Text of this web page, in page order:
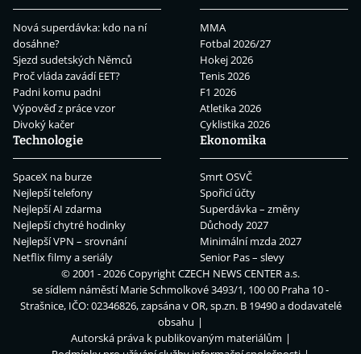
Nová superdávka: kdo na ní
dosáhne?
Sjezd sudetských Němců
Proč vláda zavádí EET?
Padni komu padni
Výpověď z práce vzor
Divoký kačer
MMA
Fotbal 2026/27
Hokej 2026
Tenis 2026
F1 2026
Atletika 2026
Cyklistika 2026
Technologie
SpaceX na burze
Nejlepší telefony
Nejlepší AI zdarma
Nejlepší chytré hodinky
Nejlepší VPN – srovnání
Netflix filmy a seriály
Ekonomika
Smrt OSVČ
Spořicí účty
Superdávka – změny
Důchody 2027
Minimální mzda 2027
Senior Pas – slevy
© 2001 - 2026 CopyrightCZECH NEWS CENTER a.s.
se sídlem náměstí Marie Schmolkové 3493/1, 100 00 Praha 10 -
Strašnice, IČO: 02346826, zapsána v OR, sp.zn. B 19490 a dodavatelé
obsahu
Autorská práva k publikovaným materiálům